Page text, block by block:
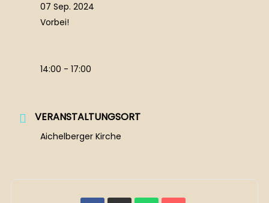
07 Sep. 2024
Vorbei!
14:00 - 17:00
VERANSTALTUNGSORT
Aichelberger Kirche